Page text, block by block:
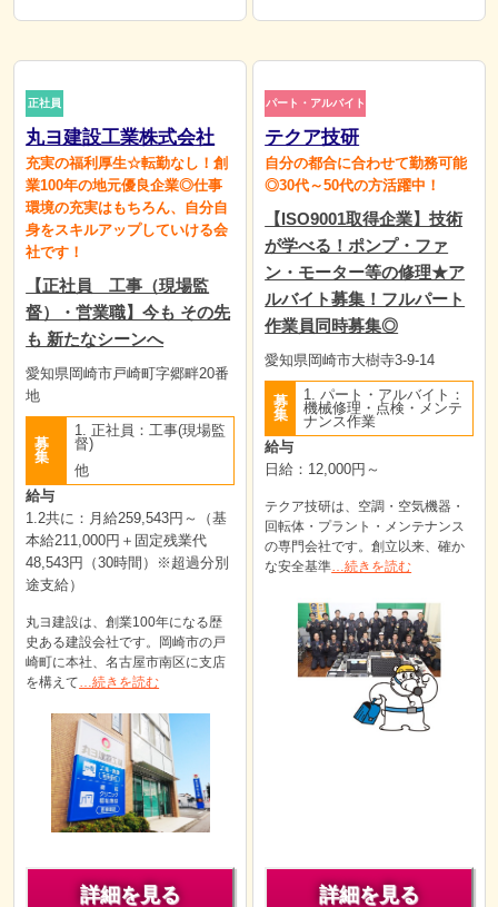
正社員
丸ヨ建設工業株式会社
充実の福利厚生☆転勤なし！創
業100年の地元優良企業◎仕事
環境の充実はもちろん、自分自
身をスキルアップしていける会
社です！
【正社員 工事（現場監
督）・営業職】今も その先
も 新たなシーンへ
愛知県岡崎市戸崎町字郷畔20番
地
募
集
1. 正社員：工事(現場監
督)
他
給与
1.2共に：月給259,543円～（基
本給211,000円＋固定残業代
48,543円（30時間）※超過分別
途支給）
丸ヨ建設は、創業100年になる歴
史ある建設会社です。岡崎市の戸
崎町に本社、名古屋市南区に支店
を構えて …続きを読む
詳細を見る
パート・アルバイト
テクア技研
自分の都合に合わせて勤務可能
◎30代～50代の方活躍中！
【ISO9001取得企業】技術
が学べる！ポンプ・ファ
ン・モーター等の修理★ア
ルバイト募集！フルパート
作業員同時募集◎
愛知県岡崎市大樹寺3-9-14
募
集
1. パート・アルバイト：
機械修理・点検・メンテ
ナンス作業
給与
日給：12,000円～
テクア技研は、空調・空気機器・
回転体・プラント・メンテナンス
の専門会社です。創立以来、確か
な安全基準 …続きを読む
詳細を見る